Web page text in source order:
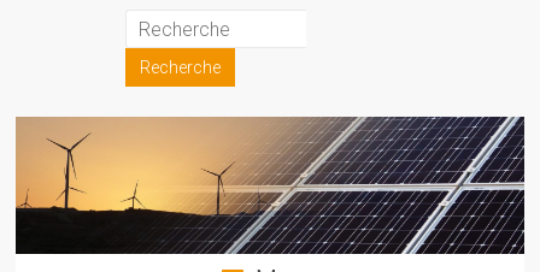
Association
française
pour
l'avancement
des